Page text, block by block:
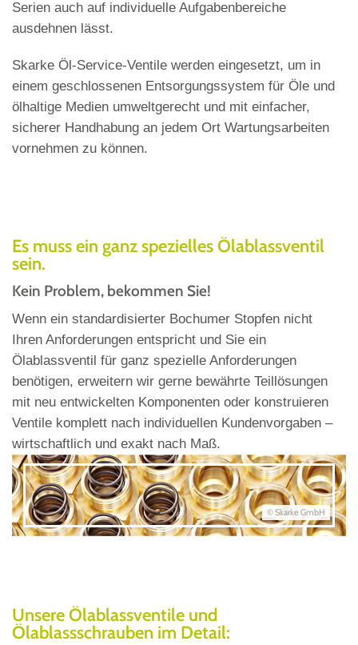
Serien auch auf individuelle Aufgabenbereiche
ausdehnen lässt.
Skarke Öl-Service-Ventile werden eingesetzt, um in
einem geschlossenen Entsorgungssystem für Öle und
ölhaltige Medien umweltgerecht und mit einfacher,
sicherer Handhabung an jedem Ort Wartungsarbeiten
vornehmen zu können.
Es muss ein ganz spezielles Ölablassventil
sein.
Kein Problem, bekommen Sie!
Wenn ein standardisierter Bochumer Stopfen nicht
Ihren Anforderungen entspricht und Sie ein
Ölablassventil für ganz spezielle Anforderungen
benötigen, erweitern wir gerne bewährte Teillösungen
mit neu entwickelten Komponenten oder konstruieren
Ventile komplett nach individuellen Kundenvorgaben –
wirtschaftlich und exakt nach Maß.
© Skarke GmbH
Unsere Ölablassventile und
Ölablassschrauben im Detail: